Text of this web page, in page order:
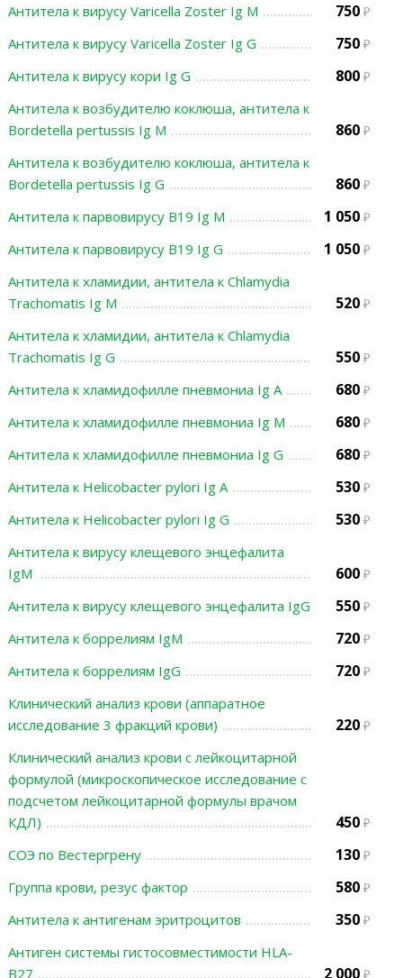
Антитела к вирусу Varicella Zoster Ig M 750
Антитела к вирусу Varicella Zoster Ig G 750
Антитела к вирусу кори Ig G 800
Антитела к возбудителю коклюша, антитела к
Bordetella pertussis Ig M
860
Антитела к возбудителю коклюша, антитела к
Bordetella pertussis Ig G
860
Антитела к парвовирусу В19 Ig M 1 050
Антитела к парвовирусу В19 Ig G 1 050
Антитела к хламидии, антитела к Chlamydia
Trachomatis Ig M
520
Антитела к хламидии, антитела к Chlamydia
Trachomatis Ig G
550
Антитела к хламидофилле пневмониа Ig А 680
Антитела к хламидофилле пневмониа Ig M 680
Антитела к хламидофилле пневмониа Ig G 680
Антитела к Helicobacter pylori Ig A 530
Антитела к Helicobacter pylori Ig G 530
Антитела к вирусу клещевого энцефалита
IgМ
600
Антитела к вирусу клещевого энцефалита IgG 550
Антитела к боррелиям IgМ 720
Антитела к боррелиям IgG 720
Клинический анализ крови (аппаратное
исследование 3 фракций крови)
220
Клинический анализ крови с лейкоцитарной
формулой (микроскопическое исследование с
подсчетом лейкоцитарной формулы врачом
КДЛ)
450
СОЭ по Вестергрену 130
Группа крови, резус фактор 580
Антитела к антигенам эритроцитов 350
Антиген системы гистосовместимости HLA-
B27
2 000